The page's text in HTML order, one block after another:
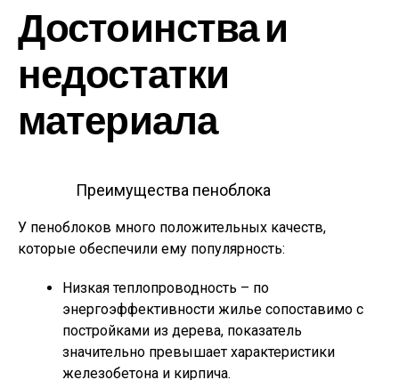
Достоинства и
недостатки
материала
Преимущества пеноблока
У пеноблоков много положительных качеств,
которые обеспечили ему популярность:
Низкая теплопроводность – по
энергоэффективности жилье сопоставимо с
постройками из дерева, показатель
значительно превышает характеристики
железобетона и кирпича.